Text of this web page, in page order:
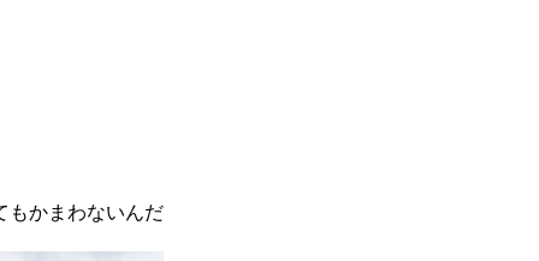
かまわないんだ